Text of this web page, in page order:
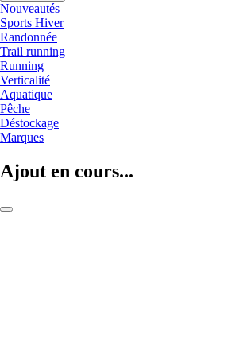
Nouveautés
Sports Hiver
Randonnée
Trail running
Running
Verticalité
Aquatique
Pêche
Déstockage
Marques
Ajout en cours...